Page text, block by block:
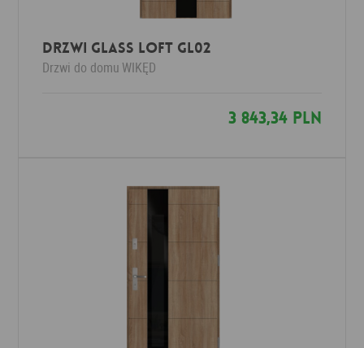
Drzwi Glass Loft GL02
Drzwi do domu WIKĘD
3 843,34 PLN